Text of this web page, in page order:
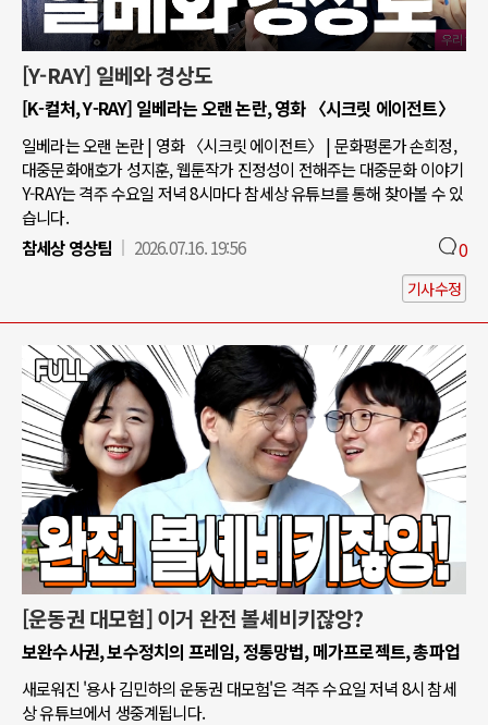
[Y-RAY] 일베와 경상도
[K-컬처, Y-RAY] 일베라는 오랜 논란, 영화 〈시크릿 에이전트〉
일베라는 오랜 논란 | 영화 〈시크릿 에이전트〉 | 문화평론가 손희정,
대중문화애호가 성지훈, 웹툰작가 진정성이 전해주는 대중문화 이야기
Y-RAY는 격주 수요일 저녁 8시마다 참세상 유튜브를 통해 찾아볼 수 있
습니다.
참세상 영상팀
2026.07.16. 19:56 0
기사수정
[운동권 대모험] 이거 완전 볼셰비키잖앙?
보완수사권, 보수정치의 프레임, 정통망법, 메가프로젝트, 총파업
새로워진 '용사 김민하의 운동권 대모험'은 격주 수요일 저녁 8시 참세
상 유튜브에서 생중계됩니다.